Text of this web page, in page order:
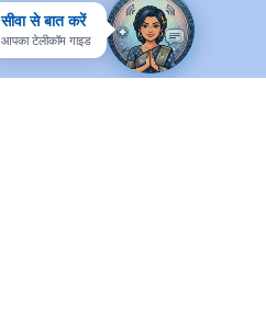
सीवा से बात करें
आपका टेलीकॉम गाइड